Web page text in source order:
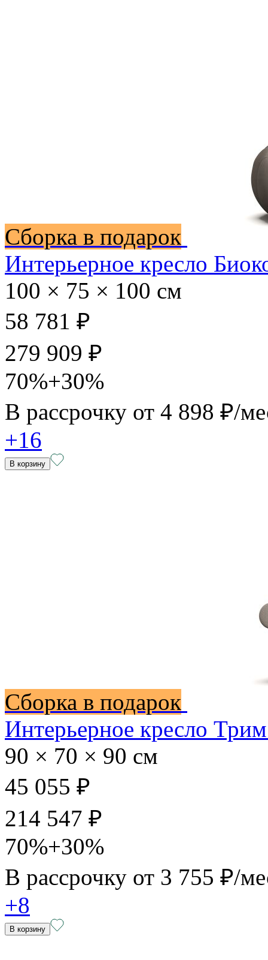
Сборка в подарок
Интерьерное кресло
100 × 75 × 100 см
58 781 ₽
279 909 ₽
70%+30%
В рассрочку от 4 898 ₽/
+16
В корзину
Сборка в подарок
Интерьерное кресло
90 × 70 × 90 см
45 055 ₽
214 547 ₽
70%+30%
В рассрочку от 3 755 ₽/
+8
В корзину